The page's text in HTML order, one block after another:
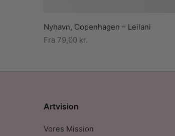
Nyhavn, Copenhagen – Leilani
Fra 79,00 kr.
Artvision
Vores Mission